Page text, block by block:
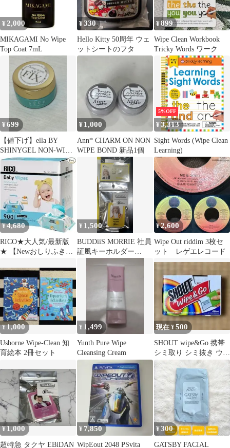
¥ 2,000
MIKAGAMI No Wipe
Top Coat 7mL
¥330
Hello Kitty 50周年 ウェ
ットシートのフタ
¥899
Wipe Clean Workbook
Tricky Words ワーク
¥699
【値下げ】ella BY
SHINYGEL NON-WIPE
ART FIX
¥ 1,000
Ann* CHARM ON NON
WIPE BOND 新品1個
5%OFF
¥3,313
Sight Words (Wipe Clean
Learning)
¥4,680
RICO★大人気/最新版
★ 【Newおしりふき】
き ベビーワイプ 900
枚 100枚×9パック
【KS KIRKLAND
SIGNATURE BABY
WIPE(OUTER)】【コス
トコ通販】カークラン
ド 送料無料 りこ
¥ 1,500
BUDDiiS MORRIE 社員
証風キーホルダー
¥2,600
Wipe Out riddim 3枚セ
ット レゲエレコード
¥1,000
Usborne Wipe-Clean 知
育絵本 2冊セット
¥ 1,499
Yunth Pure Wipe
Cleansing Cream
現在 ¥500
SHOUT wipe&Go 携帯
シミ取り シミ抜き ウエ
ットティッシュ
¥1,000
超特急 タクヤ EBiDAN
¥ 7,850
WipEout 2048 PSvita
¥300
GATSBY FACIAL